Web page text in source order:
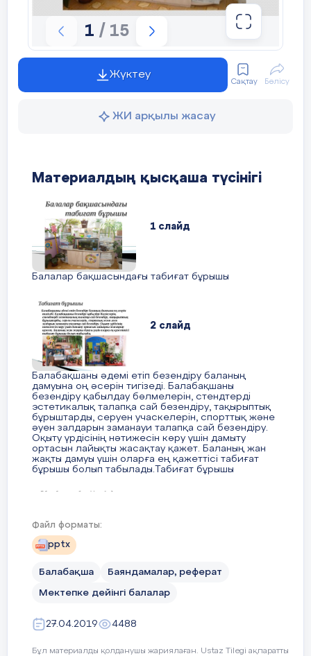
1 / 15
Жүктеу
Сақтау Бөлісу
ЖИ арқылы жасау
Материалдың қысқаша түсінігі
1 слайд
Балалар бақшасындағы табиғат бұрышы
2 слайд
Балабақшаны әдемі етіп безендіру баланың
дамуына оң әсерін тигізеді. Балабақшаны
безендіру қабылдау бөлмелерін, стендтерді
эстетикалық талапқа сай безендіру, тақырыптық
бұрыштарды, серуен учаскелерін, спорттық және
әуен залдарын заманауи талапқа сай безендіру.
Оқыту үрдісінің нәтижесін көру үшін дамыту
ортасын лайықты жасақтау қажет. Баланың жан
жақты дамуы үшін оларға ең қажеттісі табиғат
бұрышы болып табылады.Табиғат бұрышы
Табиғат бұрышы топ бөлмесінің ең ойынды және
оқытушы аймағы. Топ бөлмесіне сәйкес
безендірілген табиғат бұрышы әр топтың нағыз
әшекейі болып табылады. Ол жерде балалар
алады. Сондай ақ, мектепке дейінгі балалардың
жауапкершілік және қамқорлық тәрізді сезімдері
үйретіледі. Әрбір балабақшаның тобында жеке
Файл форматы:
pptx
Балабақша Баяндамалар, реферат
Мектепке дейінгі балалар
27.04.2019 4488
Бұл материалды қолданушы жариялаған. Ustaz Tilegi ақпаратты